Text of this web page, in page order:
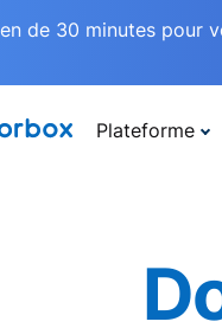
de 30 minutes
Plateforme